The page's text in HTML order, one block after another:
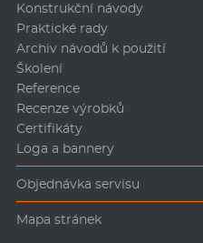
Konstrukční návody
Praktické rady
Archiv návodů k použití
Školení
Reference
Recenze výrobků
Certifikáty
Loga a bannery
Objednávka servisu
Mapa stránek